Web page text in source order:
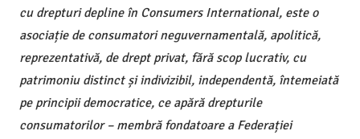
cu drepturi depline în Consumers International, este o
asociație de consumatori neguvernamentală, apolitică,
reprezentativă, de drept privat, fără scop lucrativ, cu
patrimoniu distinct și indivizibil, independentă, întemeiată
pe principii democratice, ce apără drepturile
consumatorilor – membră fondatoare a Federației